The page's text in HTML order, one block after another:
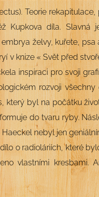
Teorie
Kupkova díla. Slavná
želvy, kuřete,
v knize « Svět před
inspiraci pro svoji
rozvoji
který byl na počátku
do tvaru ryby.
nebyl jen
o radioláriích, které
vlastními kresbami.